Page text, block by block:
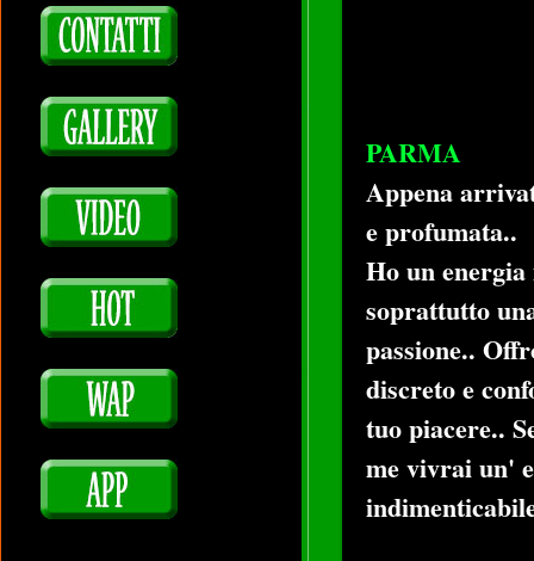
PARMA
Appena
e profumata..
Ho un
soprattutto
passione..
discreto e
tuo piacere..
me vivrai un'